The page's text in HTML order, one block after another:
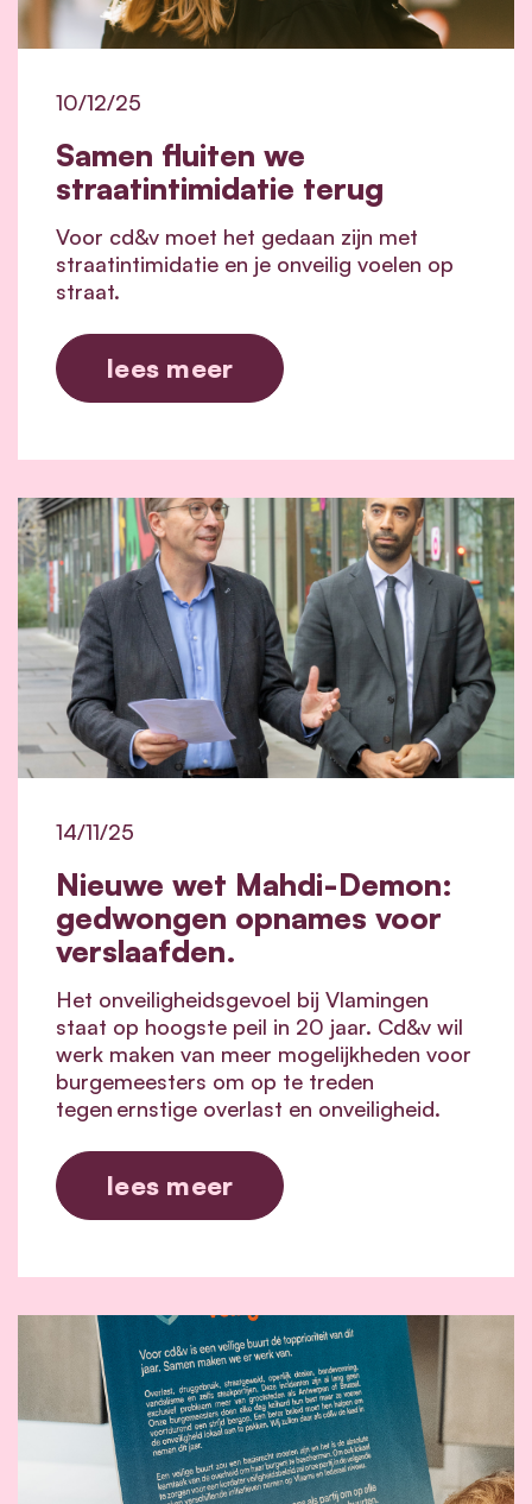
Samen fluiten we
straatintimidatie terug
10/12/25
Voor cd&v moet het gedaan zijn met
straatintimidatie en je onveilig voelen op
straat.
lees meer
Nieuwe wet Mahdi-Demon:
gedwongen opnames voor
verslaafden.
14/11/25
Het onveiligheidsgevoel bij Vlamingen
staat op hoogste peil in 20 jaar. Cd&v wil
werk maken van meer mogelijkheden voor
burgemeesters om op te treden
tegen ernstige overlast en onveiligheid.
lees meer